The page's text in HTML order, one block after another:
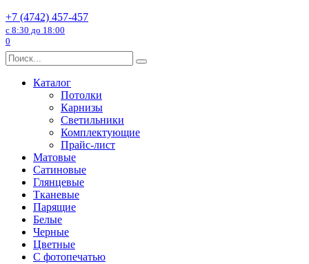
+7 (4742) 457-457
с 8:30 до 18:00
0
Search
for:
Каталог
Потолки
Карнизы
Светильники
Комплектующие
Прайс-лист
Матовые
Сатиновые
Глянцевые
Тканевые
Парящие
Белые
Черные
Цветные
С фотопечатью